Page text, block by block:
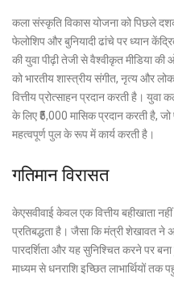
कला संस्कृति विकास योजना को पिछले
फेलोशिप और बुनियादी ढांचे पर ध्यान
की युवा पीढ़ी तेजी से वैश्वीकृत मीडिया
को भारतीय शास्त्रीय संगीत, नृत्य और
वित्तीय प्रोत्साहन प्रदान करती है। युवा
के लिए ₹5,000 मासिक प्रदान करती है,
महत्वपूर्ण पुल के रूप में कार्य करती है।
गतिमान विरासत
केएसवीवाई केवल एक वित्तीय बहीखाता
प्रतिबद्धता है। जैसा कि मंत्री शेखावत
पारदर्शिता और यह सुनिश्चित करने पर
माध्यम से धनराशि इच्छित लाभार्थियों तक